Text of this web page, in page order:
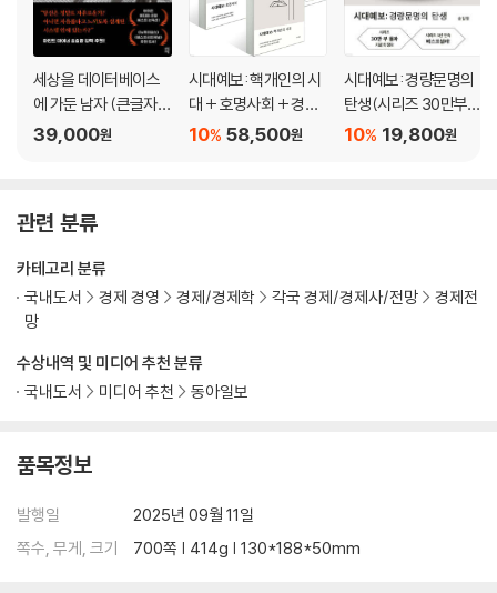
미스터 초밥왕 vs 에어컨 청소 학원
춤으로 모인 대안가족
Distance, the key to kindness
작아지는 조직, 커지는 사람
생존을 위한 증거주의
도반 M, 20년에 걸친 자립
거인의 어깨, 천 개의 눈
호명사회, 서로의 이름을 부르다
프롤로그_피할 수 없는 문명의 가벼움
세상을 데이터베이스
에 가둔 남자 (큰글자도
서)
39,000원
시대예보: 핵개인의 시
대 + 호명사회 + 경량
문명의 탄생 세트
58,500원
10%
시대예보: 경량문명의
탄생(시리즈 30만부
기념 리커버 한정판)
19,800원
10%
관련 분류
수상내역 및 미디어 추천 분류
국내도서
미디어 추천 동아일보
카테고리 분류
국내도서
경제 경영 경제/경제학 각국 경제/경제사/전망
경제전
망
품목정보
발행일
2025년 09월 11일
쪽수, 무게, 크기
700쪽 | 414g | 130*188*50mm